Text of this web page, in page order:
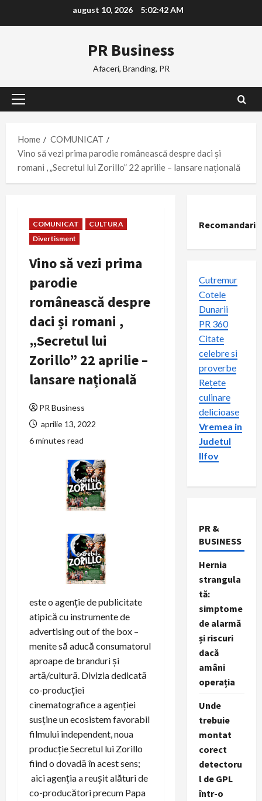
august 10, 2026 5:02:43 AM
PR Business
Afaceri, Branding, PR
Primary
Home
COMUNICAT
Vino să vezi prima parodie românească despre daci și
romani , „Secretul lui Zorillo” 22 aprilie – lansare națională
COMUNICAT
CULTURA
Divertisment
Vino să vezi prima
parodie
românească despre
daci și romani ,
„Secretul lui
Zorillo” 22 aprilie –
lansare națională
PR Business
aprilie 13, 2022
6 minutes read
este o agenție de publicitate
atipică cu instrumente de
advertising out of the box –
menite să aducă consumatorul
aproape de branduri și
artă/cultură. Divizia dedicată
co-producției
cinematografice a agenției
susține un ecosistem favorabil
filmului independent, noua
producție Secretul lui Zorillo
fiind o dovadă în acest sens;
aici agenția a reușit alături de
co-producători precum Papa
Recomandari
Cutremur
Cotele
Dunarii
PR 360
Citate
celebre si
proverbe
Rețete
culinare
delicioase
Vremea in
Judetul
Ilfov
PR &
BUSINESS
Hernia
strangula
tă:
simptome
de alarmă
și riscuri
dacă
amâni
operația
Unde
trebuie
montat
corect
detectoru
l de GPL
într-o